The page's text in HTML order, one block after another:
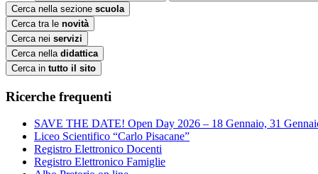
Cerca nella sezione scuola
Cerca tra le novità
Cerca nei servizi
Cerca nella didattica
Cerca in tutto il sito
Ricerche frequenti
SAVE THE DATE! Open Day 2026 – 18 Gennaio, 31
Liceo Scientifico “Carlo Pisacane”
Registro Elettronico Docenti
Registro Elettronico Famiglie